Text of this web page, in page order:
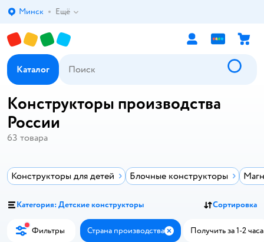
Выбор адреса доставки.
Минск Ещё
Каталог
Конструкторы производства
России
63 товара
Конструкторы для детей Блочные конструкторы
Категория: Детские конструкторы Сортировка
Фильтры Страна производства ЗакрытьПолучить за 1-2 часа